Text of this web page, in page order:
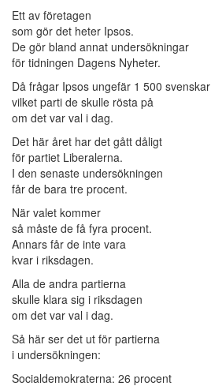
Ett av företagen
som gör det heter Ipsos.
De gör bland annat undersökningar
för tidningen Dagens Nyheter.
Då frågar Ipsos ungefär 1 500 svenskar
vilket parti de skulle rösta på
om det var val i dag.
Det här året har det gått dåligt
för partiet Liberalerna.
I den senaste undersökningen
får de bara tre procent.
När valet kommer
så måste de få fyra procent.
Annars får de inte vara
kvar i riksdagen.
Alla de andra partierna
skulle klara sig i riksdagen
om det var val i dag.
Så här ser det ut för partierna
i undersökningen:
Socialdemokraterna: 26 procent